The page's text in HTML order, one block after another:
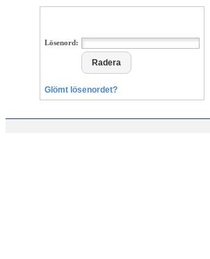
Lösenord:
Glömt lösenordet?